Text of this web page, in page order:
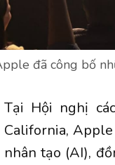
đã công bố
Tại Hội nghị
California,
nhân tạo (AI),